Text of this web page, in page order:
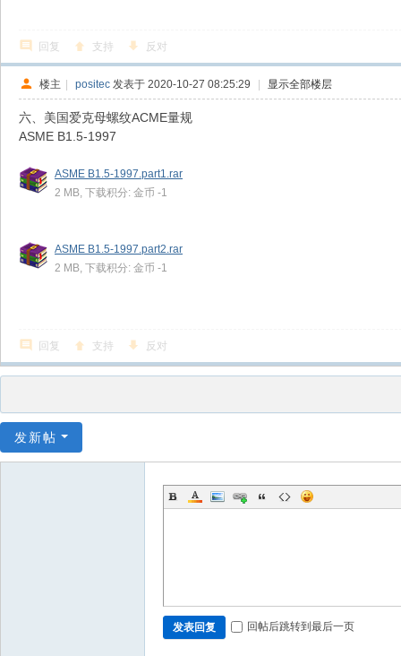
回复 支持 反对
楼主 | positec 发表于 2020-10-27 08:25:29 | 显示全部楼层
六、美国爱克母螺纹ACME量规
ASME B1.5-1997
ASME B1.5-1997.part1.rar
2 MB, 下载积分: 金币 -1
ASME B1.5-1997.part2.rar
2 MB, 下载积分: 金币 -1
回复 支持 反对
发新帖
发表回复 回帖后跳转到最后一页